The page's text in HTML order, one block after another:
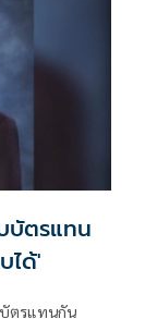
บัตรแทน
ได้'
ตรแทนกัน